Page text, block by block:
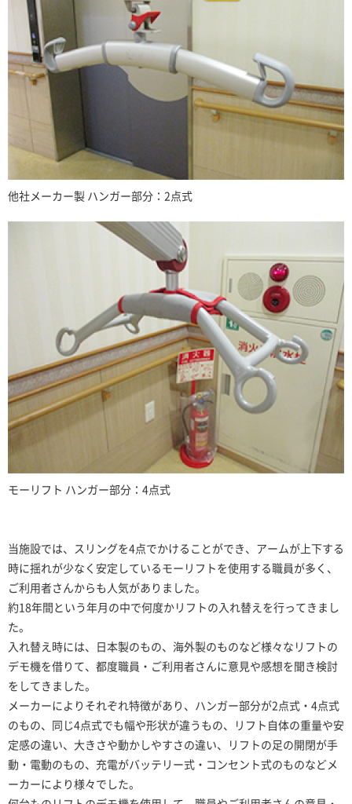
他社メーカー製 ハンガー部分：2点式
モーリフト ハンガー部分：4点式
当施設では、スリングを4点でかけることができ、アームが上下する
時に揺れが少なく安定しているモーリフトを使用する職員が多く、
ご利用者さんからも人気がありました。
約18年間という年月の中で何度かリフトの入れ替えを行ってきまし
た。
入れ替え時には、日本製のもの、海外製のものなど様々なリフトの
デモ機を借りて、都度職員・ご利用者さんに意見や感想を聞き検討
をしてきました。
メーカーによりそれぞれ特徴があり、ハンガー部分が2点式・4点式
のもの、同じ4点式でも幅や形状が違うもの、リフト自体の重量や安
定感の違い、大きさや動かしやすさの違い、リフトの足の開閉が手
動・電動のもの、充電がバッテリー式・コンセント式のものなどメ
ーカーにより様々でした。